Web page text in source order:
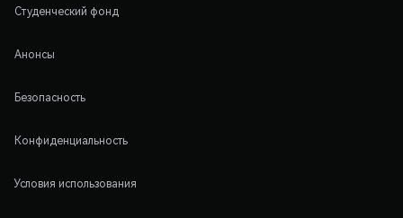
Студенческий фонд
Анонсы
Безопасность
Конфиденциальность
Условия использования